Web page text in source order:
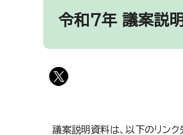
令和7年 議案説
議案説明資料は、以下のリンク